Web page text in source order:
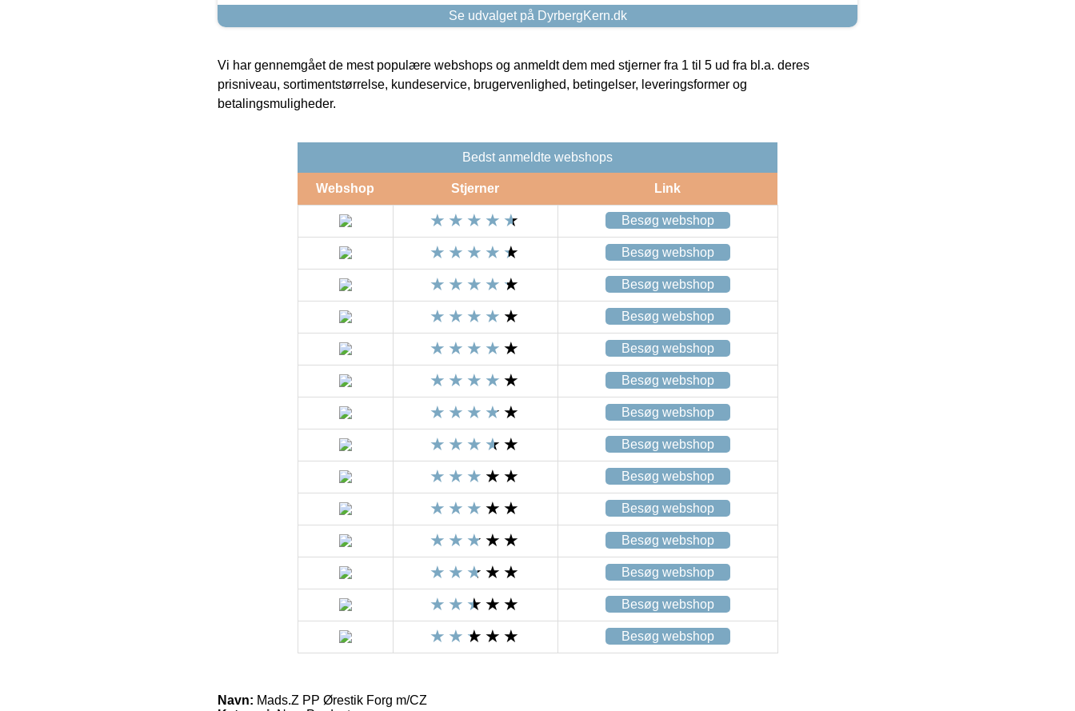
Se udvalget på DyrbergKern.dk
Vi har gennemgået de mest populære webshops og anmeldt dem med stjerner fra 1 til 5 ud fra bl.a. deres
prisniveau, sortimentstørrelse, kundeservice, brugervenlighed, betingelser, leveringsformer og
betalingsmuligheder.
Bedst anmeldte webshops
Webshop Stjerner Link
Besøg webshop
Besøg webshop
Besøg webshop
Besøg webshop
Besøg webshop
Besøg webshop
Besøg webshop
Besøg webshop
Besøg webshop
Besøg webshop
Besøg webshop
Besøg webshop
Besøg webshop
Besøg webshop
Navn: Mads.Z PP Ørestik Forg m/CZ